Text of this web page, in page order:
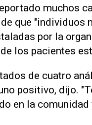
muchos
que "individuos
por la
los pacientes
de cuatro
positivo, dijo.
en la